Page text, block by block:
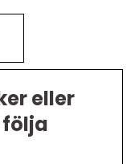
eller